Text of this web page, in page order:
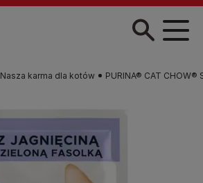
Nasza karma dla kotów PURINA® CAT